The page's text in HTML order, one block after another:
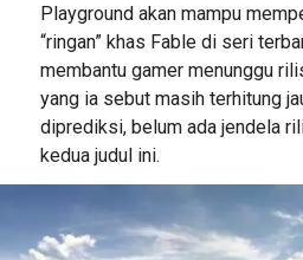
Playground akan mampu
“ringan” khas Fable di seri
membantu gamer menunggu
yang ia sebut masih terhitung
diprediksi, belum ada jendela
kedua judul ini.